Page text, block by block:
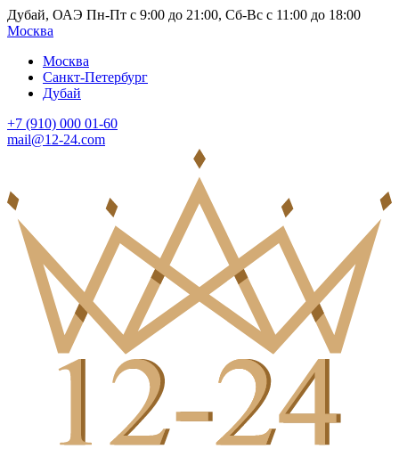
Дубай, ОАЭ Пн-Пт с 9:00 до 21:00, Сб-Вс с 11:00 до 18:00
Москва
Москва
Санкт-Петербург
Дубай
+7 (910) 000 01-60
mail@12-24.com